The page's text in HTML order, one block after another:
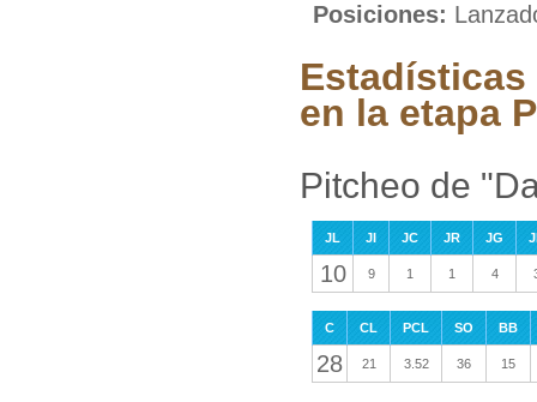
Posiciones:
Estadísticas
en la etapa
Pitcheo de
JL JI JC JR JG
10 9 1 1 4
C CL PCL SO BB
28 21 3.52 36 15